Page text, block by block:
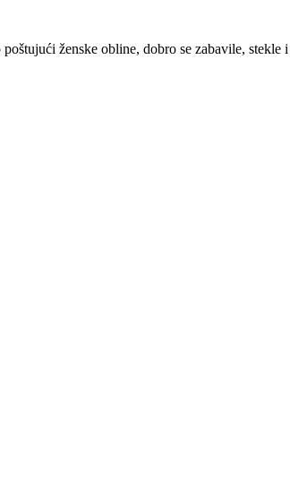
ženske obline, dobro se zabavile, stekle